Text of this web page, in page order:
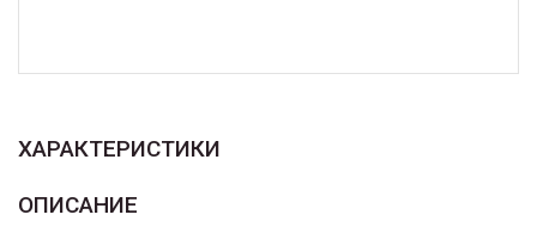
ХАРАКТЕРИСТИКИ
ОПИСАНИЕ